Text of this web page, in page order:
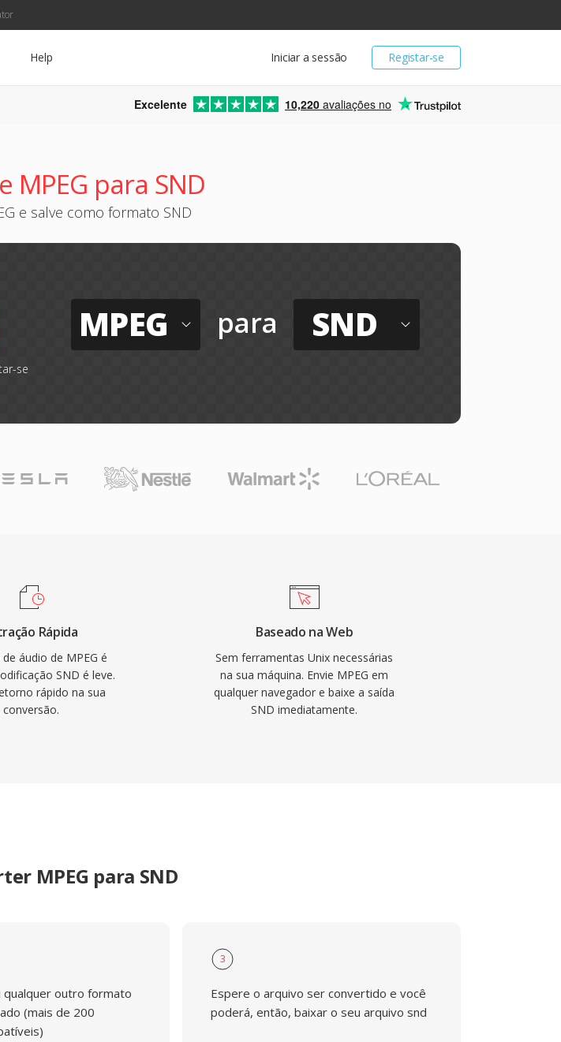
Registar-se
Iniciar a sessão
Help
Excelente 10,220 avaliações no
MPEG para SND
e salve como formato SND
se
MPEG para SND
Rápida
áudio de MPEG é
SND é leve.
rápido na sua
conversão.
Baseado na Web
Sem ferramentas Unix necessárias
na sua máquina. Envie MPEG em
qualquer navegador e baixe a saída
SND imediatamente.
MPEG para SND
qualquer outro formato
(mais de 200
3
Espere o arquivo ser convertido e você
poderá, então, baixar o seu arquivo snd